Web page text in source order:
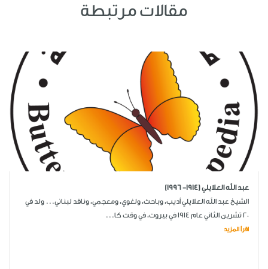
مقالات مرتبطة
عبد الله العلايلي (1914- 1996)
الشيخ عبد الله العلايلي أديب، وباحث، ولغوي، ومعجمي، وناقد لبناني... ولد في
20 تشرين الثاني عام 1914 في بيروت، في وقت كا...
اقرأ المزيد